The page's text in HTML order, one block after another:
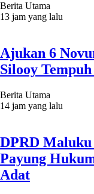
Berita Utama
13 jam yang lalu
Ajukan 6
Silooy
Berita Utama
14 jam yang lalu
DPRD
Payung
Adat